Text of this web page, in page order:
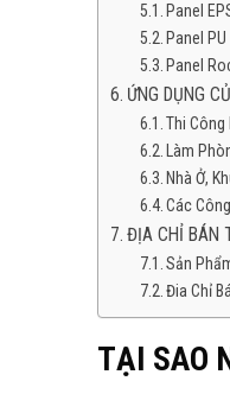
Panel
Panel
Panel
ỨNG DỤNG
Thi Công
Làm
Nhà Ở,
Các
ĐỊA CHỈ BÁN
Sản
Đia Chỉ
TẠI SAO